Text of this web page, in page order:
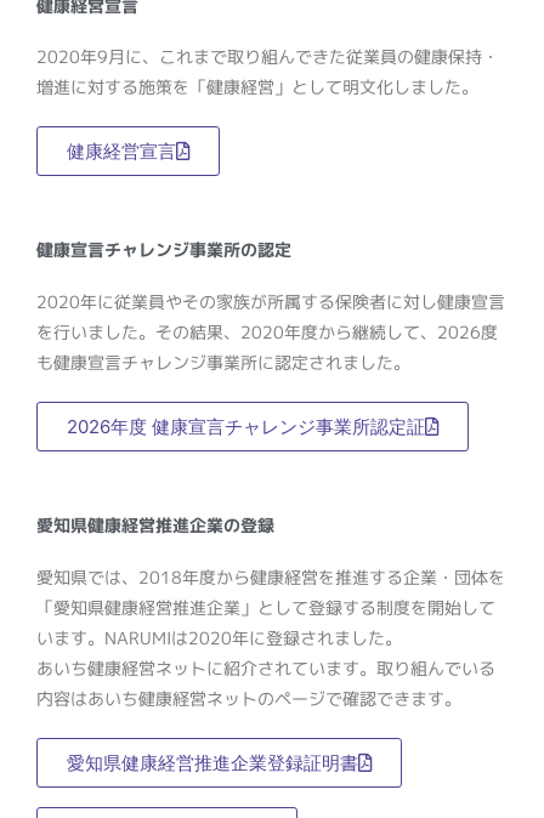
健康経営宣言
2020年9月に、これまで取り組んできた従業員の健康保持・
増進に対する施策を「健康経営」として明文化しました。
健康経営宣言
健康宣言チャレンジ事業所の認定
2020年に従業員やその家族が所属する保険者に対し健康宣言
を行いました。その結果、2020年度から継続して、2026度
も健康宣言チャレンジ事業所に認定されました。
2026年度 健康宣言チャレンジ事業所認定証
愛知県健康経営推進企業の登録
愛知県では、2018年度から健康経営を推進する企業・団体を
「愛知県健康経営推進企業」として登録する制度を開始して
います。NARUMIは2020年に登録されました。
あいち健康経営ネットに紹介されています。取り組んでいる
内容はあいち健康経営ネットのページで確認できます。
愛知県健康経営推進企業登録証明書